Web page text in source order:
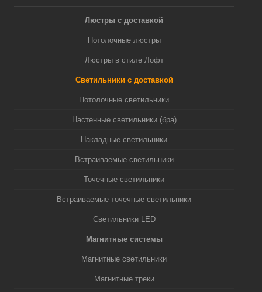
Люстры с доставкой
Потолочные люстры
Люстры в стиле Лофт
Светильники с доставкой
Потолочные светильники
Настенные светильники (бра)
Накладные светильники
Встраиваемые светильники
Точечные светильники
Встраиваемые точечные светильники
Светильники LED
Магнитные системы
Магнитные светильники
Магнитные треки